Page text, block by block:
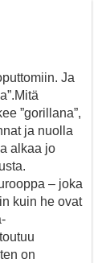
Ja
”gorillana”,
ja nuolla
alkaa jo
– joka
kuin he ovat
on